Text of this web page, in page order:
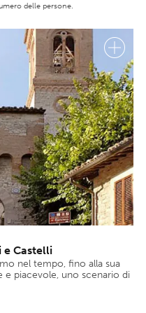
delle persone.
e Castelli
nel tempo, fino alla sua
e piacevole, uno scenario di